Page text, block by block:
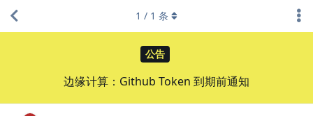
公告
边缘计算：Github Token 到期前通知
1 / 1 条